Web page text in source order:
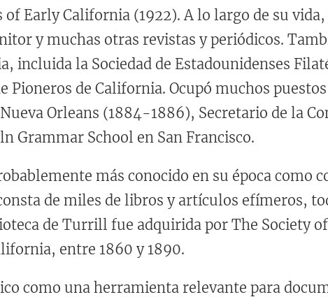
Early California (1922). A lo largo de su
y muchas otras revistas y periódicos.
incluida la Sociedad de Estadounidenses
Pioneros de California. Ocupó muchos
Orleans (1884-1886), Secretario de la
Grammar School en San Francisco.
más conocido en su época como
de miles de libros y artículos efímeros,
de Turrill fue adquirida por The Society
entre 1860 y 1890.
como una herramienta relevante para